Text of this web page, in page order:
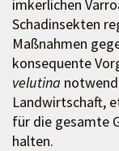
imkerlichen
Schadinsekten
Maßnahmen
konsequente
velutina
Landwirtschaft,
für die gesamte
halten.